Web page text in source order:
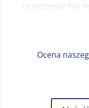
urządzeniu! Nie
ruchów! Dzięki
jeśli nie masz
podczas cięcia
Ocena